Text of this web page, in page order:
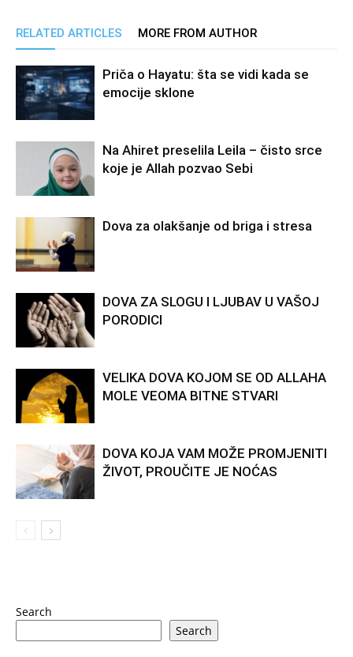
RELATED ARTICLES MORE FROM AUTHOR
Priča o Hayatu: šta se vidi kada se
emocije sklone
Na Ahiret preselila Leila – čisto srce
koje je Allah pozvao Sebi
Dova za olakšanje od briga i stresa
DOVA ZA SLOGU I LJUBAV U VAŠOJ
PORODICI
VELIKA DOVA KOJOM SE OD ALLAHA
MOLE VEOMA BITNE STVARI
DOVA KOJA VAM MOŽE PROMJENITI
ŽIVOT, PROUČITE JE NOĆAS
Search
Search